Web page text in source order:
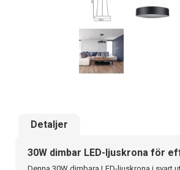
Detaljer
30W dimbar LED-ljuskrona för